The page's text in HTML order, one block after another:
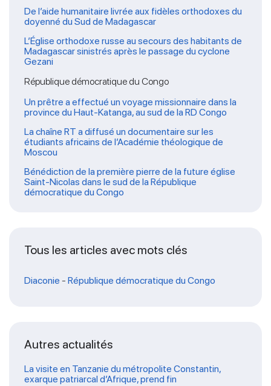
De l’aide humanitaire livrée aux fidèles orthodoxes du
doyenné du Sud de Madagascar
L’Église orthodoxe russe au secours des habitants de
Madagascar sinistrés après le passage du cyclone
Gezani
République démocratique du Congo
Un prêtre a effectué un voyage missionnaire dans la
province du Haut-Katanga, au sud de la RD Congo
La chaîne RT a diffusé un documentaire sur les
étudiants africains de l’Académie théologique de
Moscou
Bénédiction de la première pierre de la future église
Saint-Nicolas dans le sud de la République
démocratique du Congo
Tous les articles avec mots clés
Diaconie - République démocratique du Congo
Autres actualités
La visite en Tanzanie du métropolite Constantin,
exarque patriarcal d’Afrique, prend fin